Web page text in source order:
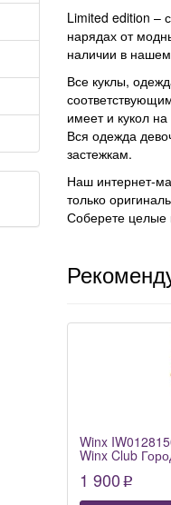
Limited edition –
нарядах от
наличии в нашем
Все куклы,
имеет и кукол
Вся одежда
застежкам.
Наш интернет-
только
Соберете целые
Winx
Winx Club
1 900 p